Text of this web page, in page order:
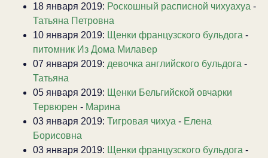
18 января 2019: Роскошный расписной чихуахуа -
Татьяна Петровна
10 января 2019: Щенки французского бульдога -
питомник Из Дома Милавер
07 января 2019: девочка английского бульдога -
Татьяна
05 января 2019: Щенки Бельгийской овчарки
Тервюрен - Марина
03 января 2019: Тигровая чихуа - Елена
Борисовна
03 января 2019: Щенки французского бульдога -